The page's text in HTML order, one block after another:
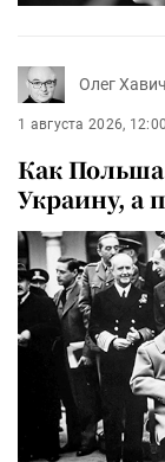
Олег Хавич
1 августа 2026, 12:00
Как
Украину, а